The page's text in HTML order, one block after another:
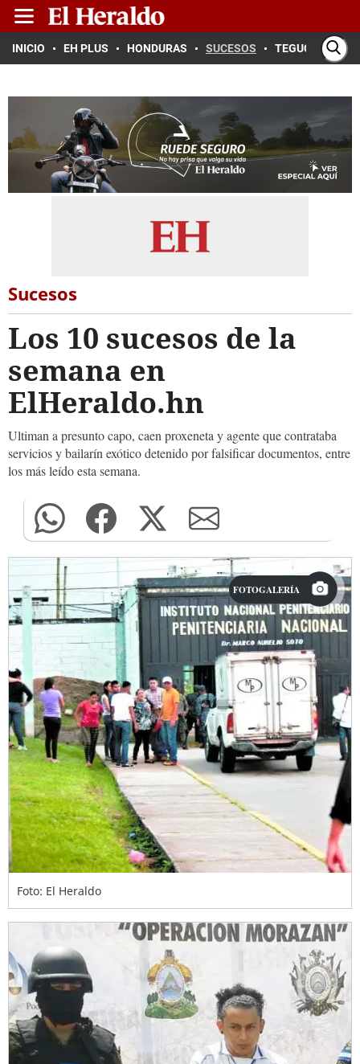
INICIO EH PLUS HONDURAS SUCESOS TEGUCIGALPA
Sucesos
Los 10 sucesos de la
semana en
ElHeraldo.hn
Ultiman a presunto capo, caen proxeneta y agente que contrataba
servicios y bailarín exótico detenido por falsificar documentos, entre
los más leído esta semana.
FOTOGALERÍA
Foto: El Heraldo